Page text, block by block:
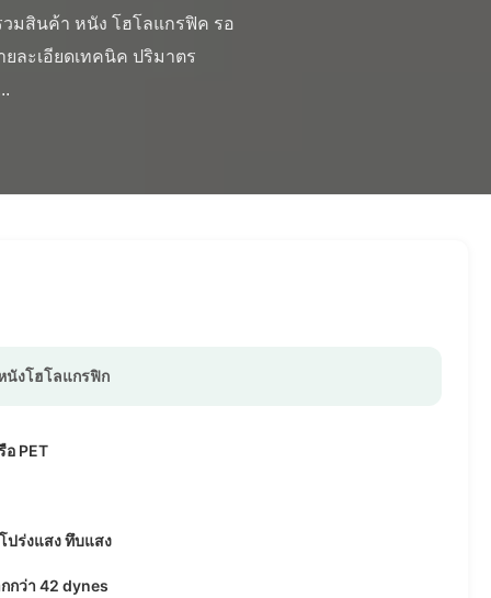
ละเอียดเทคนิค ปริมาตร
นังโฮโลแกรฟิก
อ PET
ปร่งแสง ทึบแสง
กว่า 42 dynes